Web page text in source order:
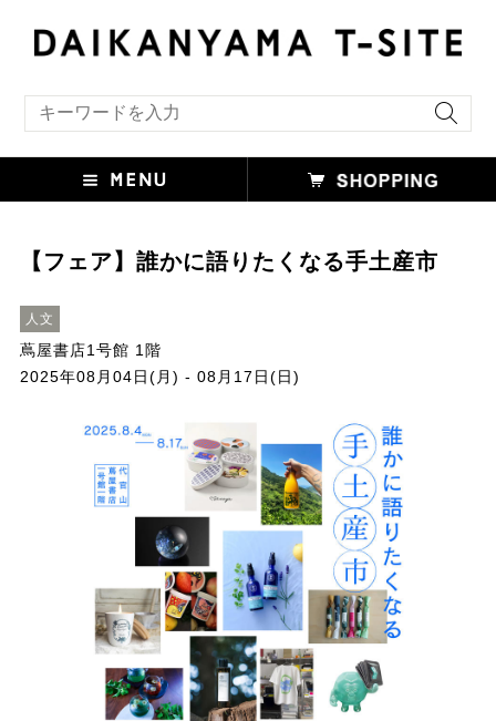
【フェア】誰かに語りたくなる手土産市
人文
蔦屋書店1号館 1階
2025年08月04日(月) - 08月17日(日)